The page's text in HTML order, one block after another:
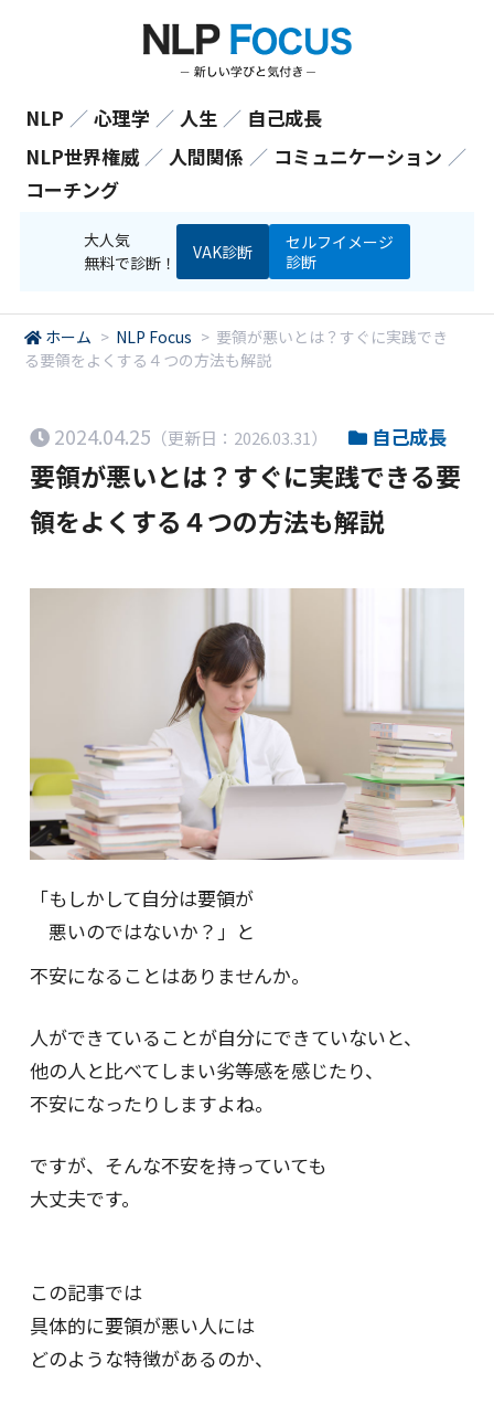
NLP ／ 心理学 ／ 人生 ／ 自己成長
NLP世界権威 ／ 人間関係 ／ コミュニケーション ／
コーチング
大人気
無料で診断！
VAK診断
セルフイメージ
診断
ホーム > NLP Focus > 要領が悪いとは？すぐに実践でき
る要領をよくする４つの方法も解説
2024.04.25 （更新日：2026.03.31） 自己成長
要領が悪いとは？すぐに実践できる要
領をよくする４つの方法も解説
「もしかして自分は要領が
悪いのではないか？」と
不安になることはありませんか。
人ができていることが自分にできていないと、
他の人と比べてしまい劣等感を感じたり、
不安になったりしますよね。
ですが、そんな不安を持っていても
大丈夫です。
この記事では
具体的に要領が悪い人には
どのような特徴があるのか、